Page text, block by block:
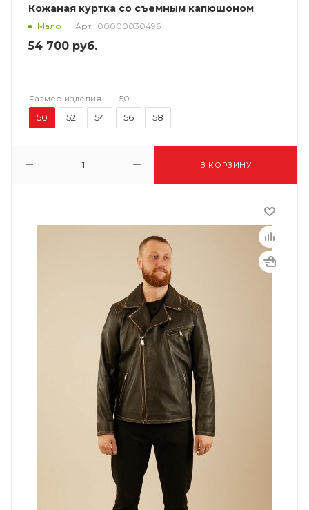
Кожаная куртка со съемным капюшоном
Мало Арт.: 00000030496
54 700 руб.
В КОРЗИНУ
Размер изделия — 50
50 52 54 56 58